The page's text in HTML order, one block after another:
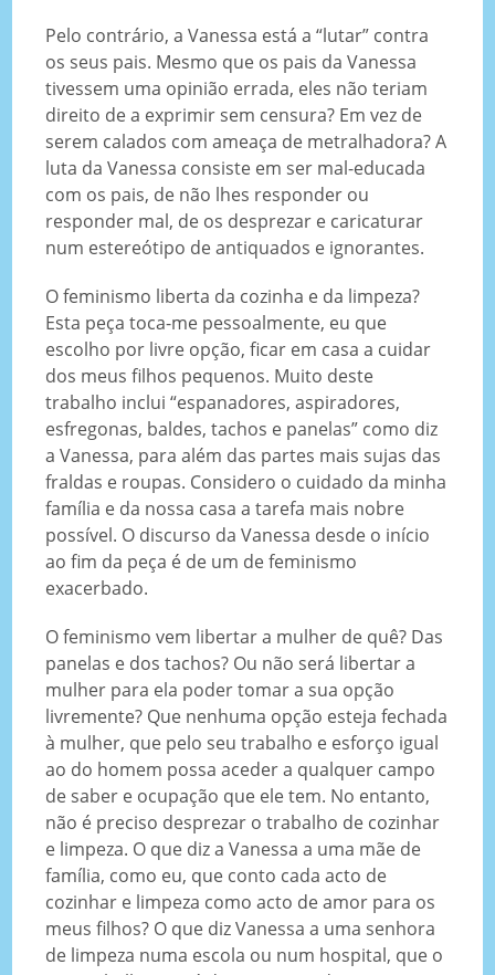
Pelo contrário, a Vanessa está a “lutar” contra
os seus pais. Mesmo que os pais da Vanessa
tivessem uma opinião errada, eles não teriam
direito de a exprimir sem censura? Em vez de
serem calados com ameaça de metralhadora? A
luta da Vanessa consiste em ser mal-educada
com os pais, de não lhes responder ou
responder mal, de os desprezar e caricaturar
num estereótipo de antiquados e ignorantes.
O feminismo liberta da cozinha e da limpeza?
Esta peça toca-me pessoalmente, eu que
escolho por livre opção, ficar em casa a cuidar
dos meus filhos pequenos. Muito deste
trabalho inclui “espanadores, aspiradores,
esfregonas, baldes, tachos e panelas” como diz
a Vanessa, para além das partes mais sujas das
fraldas e roupas. Considero o cuidado da minha
família e da nossa casa a tarefa mais nobre
possível. O discurso da Vanessa desde o início
ao fim da peça é de um de feminismo
exacerbado.
O feminismo vem libertar a mulher de quê? Das
panelas e dos tachos? Ou não será libertar a
mulher para ela poder tomar a sua opção
livremente? Que nenhuma opção esteja fechada
à mulher, que pelo seu trabalho e esforço igual
ao do homem possa aceder a qualquer campo
de saber e ocupação que ele tem. No entanto,
não é preciso desprezar o trabalho de cozinhar
e limpeza. O que diz a Vanessa a uma mãe de
família, como eu, que conto cada acto de
cozinhar e limpeza como acto de amor para os
meus filhos? O que diz Vanessa a uma senhora
de limpeza numa escola ou num hospital, que o